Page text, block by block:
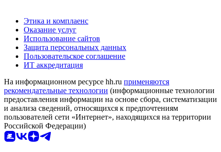
Этика и комплаенс
Оказание услуг
Использование сайтов
Защита персональных данных
Пользовательское соглашение
ИТ аккредитация
На информационном ресурсе hh.ru применяются
рекомендательные технологии (информационные технологии
предоставления информации на основе сбора, систематизации
и анализа сведений, относящихся к предпочтениям
пользователей сети «Интернет», находящихся на территории
Российской Федерации)